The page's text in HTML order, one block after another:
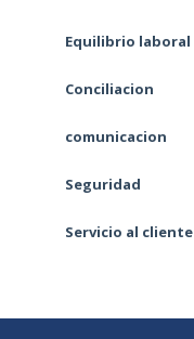
Equilibrio laboral
Conciliacion
comunicacion
Seguridad
Servicio al cliente